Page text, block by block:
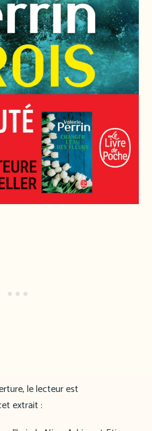
le lecteur est
extrait :